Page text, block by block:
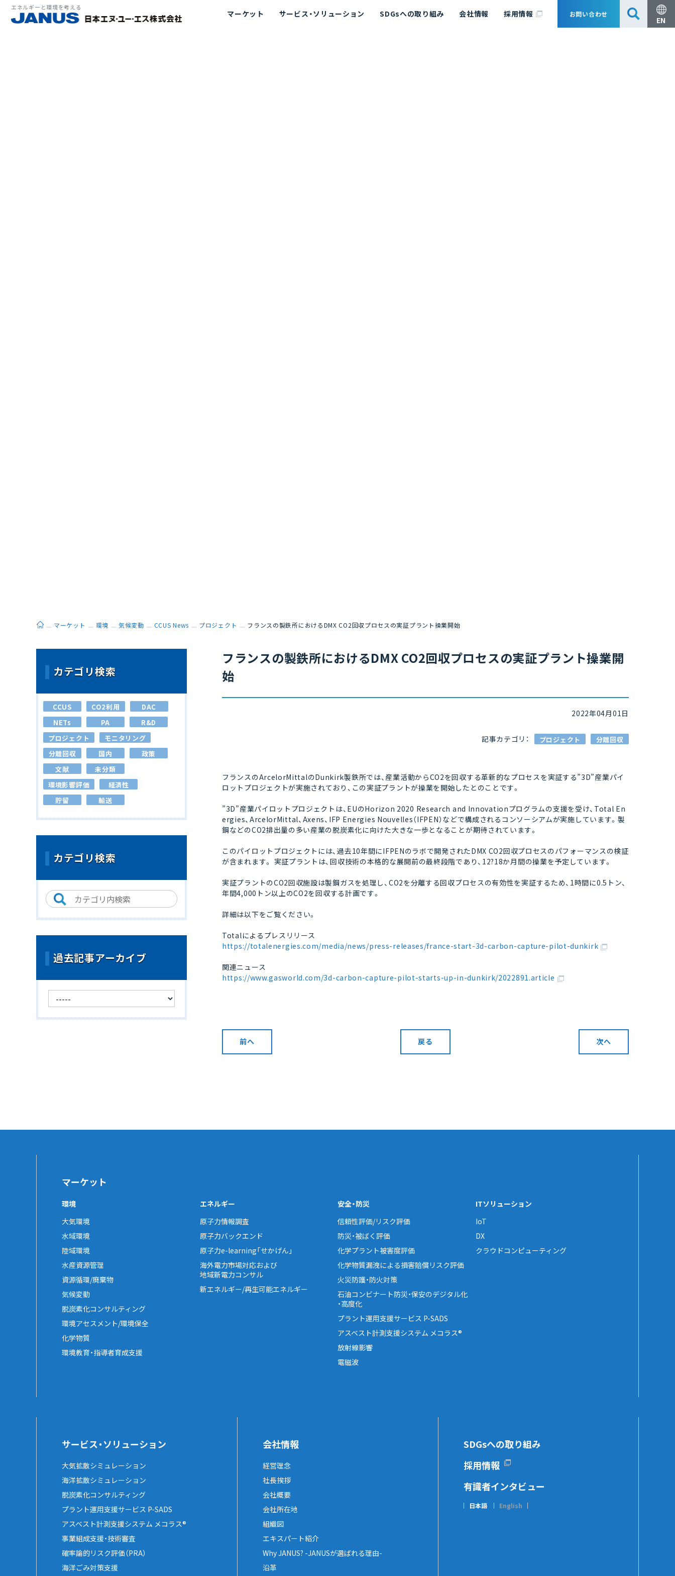
エネルギーと環境を考える
マーケット サービス・ソリューション SDGsへの取り組み 会社情報 採用情報 お問い合わせ
EN
ホームマーケット 環境 気候変動 CCUS News プロジェクト フランスの製鉄所におけるDMX CO2回収プロセスの実証プラント操業開始
フランスの製鉄所におけるDMX CO2回収プロセスの実証プラント操業開
始
2022年04月01日
記事カテゴリ： プロジェクト 分離回収
フランスのArcelorMittalのDunkirk製鉄所では、産業活動からCO2を回収する革新的なプロセスを実証する”3D”産業パイ
ロットプロジェクトが実施されており、この実証プラントが操業を開始したとのことです。
”3D”産業パイロットプロジェクトは、EUのHorizon 2020 Research and Innovationプログラムの支援を受け、Total En
ergies、ArcelorMittal、Axens、IFP Energies Nouvelles（IFPEN）などで構成されるコンソーシアムが実施しています。製
鋼などのCO2排出量の多い産業の脱炭素化に向けた大きな一歩となることが期待されています。
このパイロットプロジェクトには、過去10年間にIFPENのラボで開発されたDMX CO2回収プロセスのパフォーマンスの検証
が含まれます。 実証プラントは、回収技術の本格的な展開前の最終段階であり、12?18か月間の操業を予定しています。
実証プラントのCO2回収施設は製鋼ガスを処理し、CO2を分離する回収プロセスの有効性を実証するため、1時間に0.5トン、
年間4,000トン以上のCO2を回収する計画です。
詳細は以下をご覧ください。
Totalによるプレスリリース
https://totalenergies.com/media/news/press-releases/france-start-3d-carbon-capture-pilot-dunkirk
関連ニュース
https://www.gasworld.com/3d-carbon-capture-pilot-starts-up-in-dunkirk/2022891.article
前へ 戻る 次へ
カテゴリ検索
CCUS CO2利用
DAC
NETs
PA
R&D
プロジェクト
モニタリング
分離回収
国内
政策
文献
未分類
環境影響評価
経済性
貯留
輸送
カテゴリ検索
過去記事アーカイブ
マーケット
環境
大気環境
水域環境
陸域環境
水産資源管理
資源循環/廃棄物
気候変動
脱炭素化コンサルティング
環境アセスメント/環境保全
化学物質
環境教育・指導者育成支援
エネルギー
原子力情報調査
原子力バックエンド
原子力e-learning「せかげん」
海外電力市場対応および
地域新電力コンサル
新エネルギー/再生可能エネルギー
安全・防災
信頼性評価/リスク評価
防災・被ばく評価
化学プラント被害度評価
化学物質漏洩による損害賠償リスク評価
火災防護・防火対策
石油コンビナート防災・保安のデジタル化
・高度化
プラント運用支援サービス P-SADS
アスベスト計測支援システム メコラス®
放射線影響
電磁波
ITソリューション
IoT
DX
クラウドコンピューティング
サービス・ソリューション
大気拡散シミュレーション
海洋拡散シミュレーション
脱炭素化コンサルティング
プラント運用支援サービス P-SADS
アスベスト計測支援システム メコラス®
事業組成支援・技術審査
確率論的リスク評価（PRA）
海洋ごみ対策支援
会社情報
経営理念
社長挨拶
会社概要
会社所在地
組織図
エキスパート紹介
Why JANUS? -JANUSが選ばれる理由-
沿革
SDGsへの取り組み
採用情報
有識者インタビュー
日本語 English